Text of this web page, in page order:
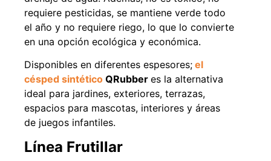
requiere pesticidas, se mantiene verde todo
el año y no requiere riego, lo que lo convierte
en una opción ecológica y económica.
Disponibles en diferentes espesores; el
césped sintético QRubber es la alternativa
ideal para jardines, exteriores, terrazas,
espacios para mascotas, interiores y áreas
de juegos infantiles.
Línea Frutillar